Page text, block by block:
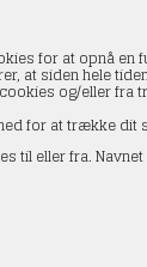
for at opnå
at siden hele
og/eller
for at trække dit
til eller fra.